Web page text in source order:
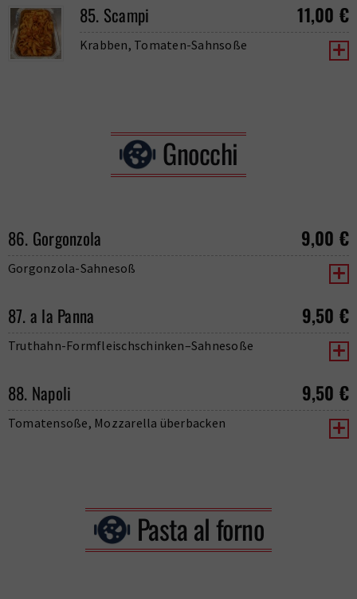
85. Scampi 11,00 €
Krabben, Tomaten-Sahnsoße
Gnocchi
86. Gorgonzola 9,00 €
Gorgonzola-Sahnesoß
87. a la Panna 9,50 €
Truthahn-Formfleischschinken–Sahnesoße
88. Napoli 9,50 €
Tomatensoße, Mozzarella überbacken
Pasta al forno